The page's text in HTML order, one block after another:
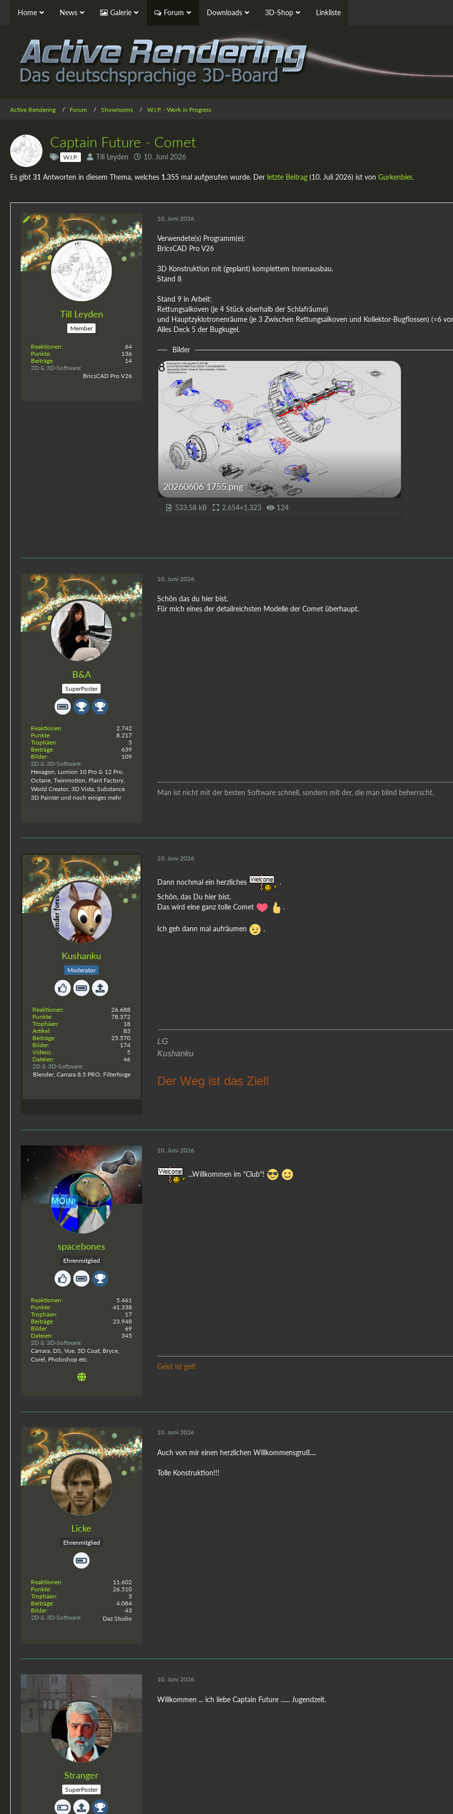
Home News Galerie Forum Downloads 3D-Shop Linkliste
Active Rendering Forum Showrooms W.I.P. - Work in Progress
Captain Future - Comet
W.I.P. Till Leyden 10. Juni 2026
Es gibt 31 Antworten in diesem Thema, welches 1.355 mal aufgerufen wurde. Der letzte Beitrag (10. Juli 2026) ist von Gurkenbier.
Till Leyden
Member
Reaktionen
64
Punkte
136
Beiträge
14
2D & 3D-Software
BricsCAD Pro V26
10. Juni 2026
Verwendete(s) Programm(e):
BricsCAD Pro V26
3D Konstruktion mit (geplant) komplettem Innenausbau.
Stand 8
Stand 9 in Arbeit:
Rettungsalkoven (je 4 Stück oberhalb der Schlafräume)
und Hauptzyklotronenräume (je 3 Zwischen Rettungsalkoven und Kollektor-Bugflossen) (=6
Alles Deck 5 der Bugkugel.
Bilder
20260606 1755.png
533,58 kB 2.654×1.323 124
B&A
SuperPoster
Reaktionen
2.742
Punkte
8.217
Trophäen
5
Beiträge
639
Bilder
109
2D & 3D-Software
Hexagon, Lumion 10 Pro & 12 Pro,
Octane, Twinmotion, Plant Factory,
World Creator, 3D Vista, Substance
3D Painter und noch einiges mehr
10. Juni 2026
Schön das du hier bist.
Für mich eines der detailreichsten Modelle der Comet überhaupt.
Man ist nicht mit der besten Software schnell, sondern mit der, die man blind beherrscht.
Kushanku
Moderator
Reaktionen
26.688
Punkte
78.372
Trophäen
18
Artikel
83
Beiträge
25.570
Bilder
174
Videos
5
Dateien
46
2D & 3D-Software
Blender, Carrara 8.5 PRO, Filterforge
10. Juni 2026
Dann nochmal ein herzliches
.
Schön, das Du hier bist.
Das wird eine ganz tolle Comet
.
Ich geh dann mal aufräumen .
LG
Kushanku
Der Weg ist das Ziel!
spacebones
Ehrenmitglied
Reaktionen
5.461
Punkte
41.338
Trophäen
17
Beiträge
23.948
Bilder
69
Dateien
345
2D & 3D-Software
Carrara, DS, Vue, 3D Coat, Bryce,
Corel, Photoshop etc.
10. Juni 2026
...Willkommen im "Club"!
Geist ist geil!
Licke
Ehrenmitglied
Reaktionen
11.602
Punkte
26.510
Trophäen
3
Beiträge
4.084
Bilder
43
2D & 3D-Software
Daz Studio
10. Juni 2026
Auch von mir einen herzlichen Willkommensgruß....
Tolle Konstruktion!!!
Stranger
SuperPoster
10. Juni 2026
Willkommen ... ich liebe Captain Future ...... Jugendzeit.